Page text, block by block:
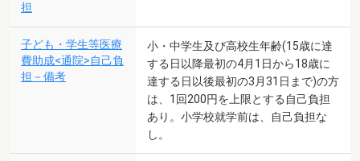
担
子ども・学生等医療
費助成<通院>自己負
担－備考
小・中学生及び高校生年齢(15歳に達
する日以降最初の4月1日から18歳に
達する日以後最初の3月31日まで)の方
は、1回200円を上限とする自己負担
あり。小学校就学前は、自己負担な
し。